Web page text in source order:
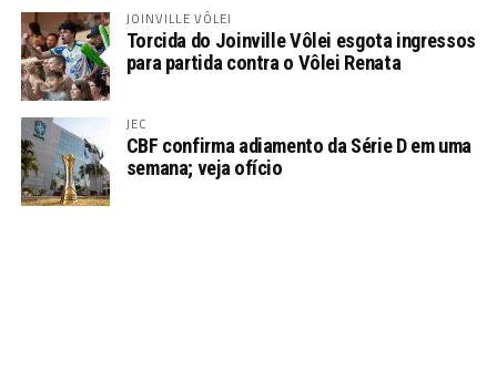
JOINVILLE VÔLEI
Torcida do Joinville Vôlei esgota ingressos
para partida contra o Vôlei Renata
JEC
CBF confirma adiamento da Série D em uma
semana; veja ofício